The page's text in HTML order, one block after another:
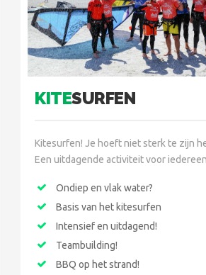
KITESURFEN
Kitesurfen! Je hoeft niet sterk te zijn
Een uitdagende activiteit voor
Ondiep en vlak water?
Basis van het kitesurfen
Intensief en uitdagend!
Teambuilding!
BBQ op het strand!